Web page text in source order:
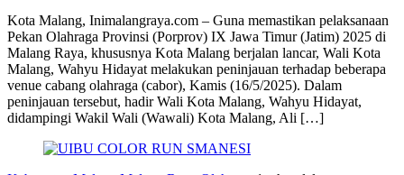
Kota Malang, Inimalangraya.com – Guna memastikan pelaksanaan
Pekan Olahraga Provinsi (Porprov) IX Jawa Timur (Jatim) 2025 di
Malang Raya, khususnya Kota Malang berjalan lancar, Wali Kota
Malang, Wahyu Hidayat melakukan peninjauan terhadap beberapa
venue cabang olahraga (cabor), Kamis (16/5/2025). Dalam
peninjauan tersebut, hadir Wali Kota Malang, Wahyu Hidayat,
didampingi Wakil Wali (Wawali) Kota Malang, Ali […]